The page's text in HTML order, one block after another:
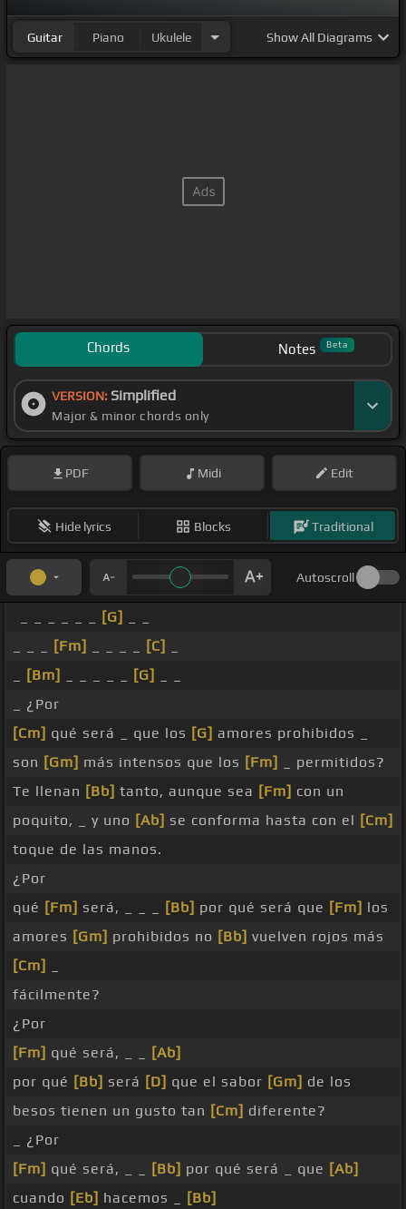
Guitar Piano Ukulele ShowAll Diagrams
Chords Notes Beta
VERSION: Simplified
Major & minor chords only
PDF Midi Edit
Hide lyrics Blocks Traditional
Autoscroll
[G]
[Fm] [C]
[Bm] [G]
_ ¿Por
[Cm] qué será _ que los [G] amores prohibidos _
son [Gm] más intensos que los [Fm]
_ permitidos?
Te llenan [Bb] tanto, aunque sea [Fm] con un
poquito, _ y uno [Ab] se conforma hasta con el [Cm]
toque de las manos.
¿Por
qué [Fm] será, _ _ _ [Bb] por qué será que [Fm] los
amores [Gm] prohibidos no [Bb] vuelven rojos más
[Cm]
fácilmente?
¿Por
[Fm] qué será, _ _
[Ab]
por qué [Bb] será [D] que el sabor [Gm] de los
besos tienen un gusto tan [Cm] diferente?
_ ¿Por
[Fm] qué será, _ _ [Bb] por qué será _ que [Ab]
cuando [Eb] hacemos _
[Bb]